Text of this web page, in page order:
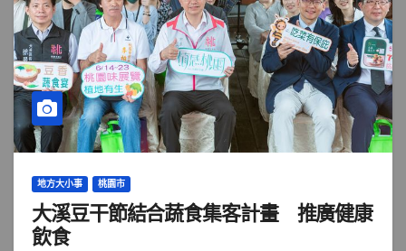
地方大小事 桃園市
大溪豆干節結合蔬食集客計畫 推廣健康
飲食